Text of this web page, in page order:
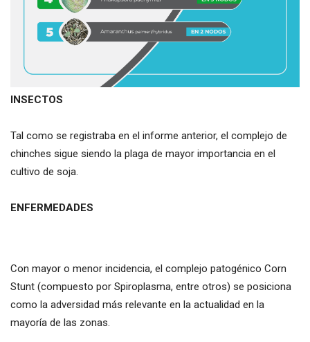
INSECTOS
Tal como se registraba en el informe anterior, el complejo de
chinches sigue siendo la plaga de mayor importancia en el
cultivo de soja.
ENFERMEDADES
Con mayor o menor incidencia, el complejo patogénico Corn
Stunt (compuesto por Spiroplasma, entre otros) se posiciona
como la adversidad más relevante en la actualidad en la
mayoría de las zonas.